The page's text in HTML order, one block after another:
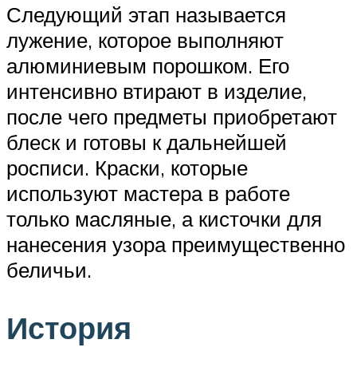
Следующий этап называется
лужение, которое выполняют
алюминиевым порошком. Его
интенсивно втирают в изделие,
после чего предметы приобретают
блеск и готовы к дальнейшей
росписи. Краски, которые
используют мастера в работе
только масляные, а кисточки для
нанесения узора преимущественно
беличьи.
История